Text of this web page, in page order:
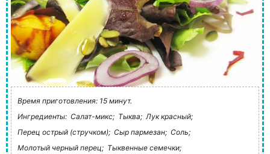
Время приготовления: 15 минут.
Ингредиенты: Салат-микс; Тыква; Лук красный;
Перец острый (стручком); Сыр пармезан; Соль;
Молотый черный перец; Тыквенные семечки;